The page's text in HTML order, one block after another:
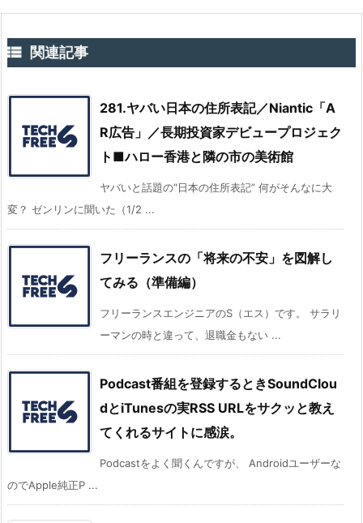
 関連記事
281.ヤバい日本の住所表記／Niantic「A
R広告」／長期投資家デビュープロジェク
ト■ハロー香港と隣の市の美術館
ヤバいと話題の“日本の住所表記” 何がそんなに大
変？ ゼンリンに聞いた（1/2 ...
フリーランスの「将来の不安」を図解し
てみる（準備編）
フリーランスエンジニアのS（エス）です。 サラリ
ーマンの時と違って、退職金もない ...
Podcast番組を登録するときSoundClou
dとiTunesの実RSS URLをサクッと教え
てくれるサイトに感涙。
Podcastをよく聞くんですが、 Androidユーザーな
のでApple純正P ...